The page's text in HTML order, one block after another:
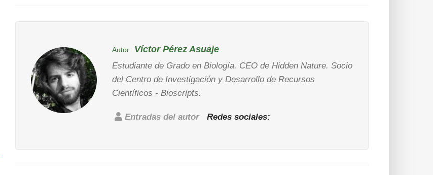
Autor Víctor Pérez Asuaje
Estudiante de Grado en Biología. CEO de Hidden Nature. Socio
del Centro de Investigación y Desarrollo de Recursos
Científicos - Bioscripts.
Entradas del autor Redes sociales: